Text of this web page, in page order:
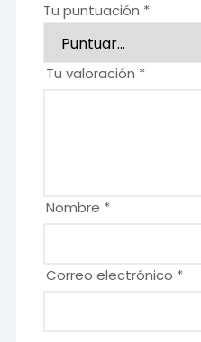
Tu puntuación *
Tu valoración *
Nombre *
Correo electrónico *